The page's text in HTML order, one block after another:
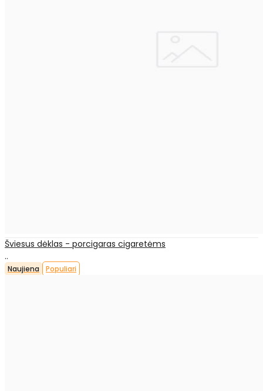
Šviesus dėklas - porcigaras cigaretėms
..
Naujiena Populiari